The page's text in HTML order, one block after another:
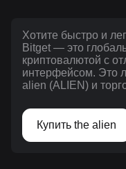
Хотите быстро и
Bitget — это
криптовалютой с
интерфейсом. Это
alien (ALIEN) и
Купить the alien